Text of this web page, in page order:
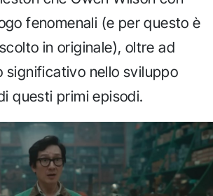
fenomenali (e per questo è
in originale), oltre ad
significativo nello sviluppo
questi primi episodi.